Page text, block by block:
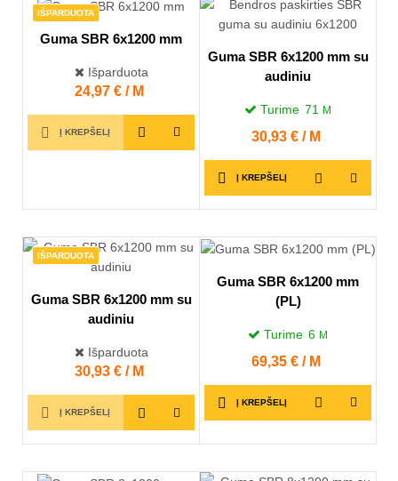
IŠPARDUOTA
Guma SBR 6x1200 mm
Išparduota
Kaina
24,97 € / M
Į KREPŠELĮ
Guma SBR 6x1200 mm su
audiniu
Turime 71 M
Kaina
30,93 € / M
Į KREPŠELĮ
IŠPARDUOTA
Guma SBR 6x1200 mm su
audiniu
Išparduota
Kaina
30,93 € / M
Į KREPŠELĮ
Guma SBR 6x1200 mm
(PL)
Turime 6 M
Kaina
69,35 € / M
Į KREPŠELĮ